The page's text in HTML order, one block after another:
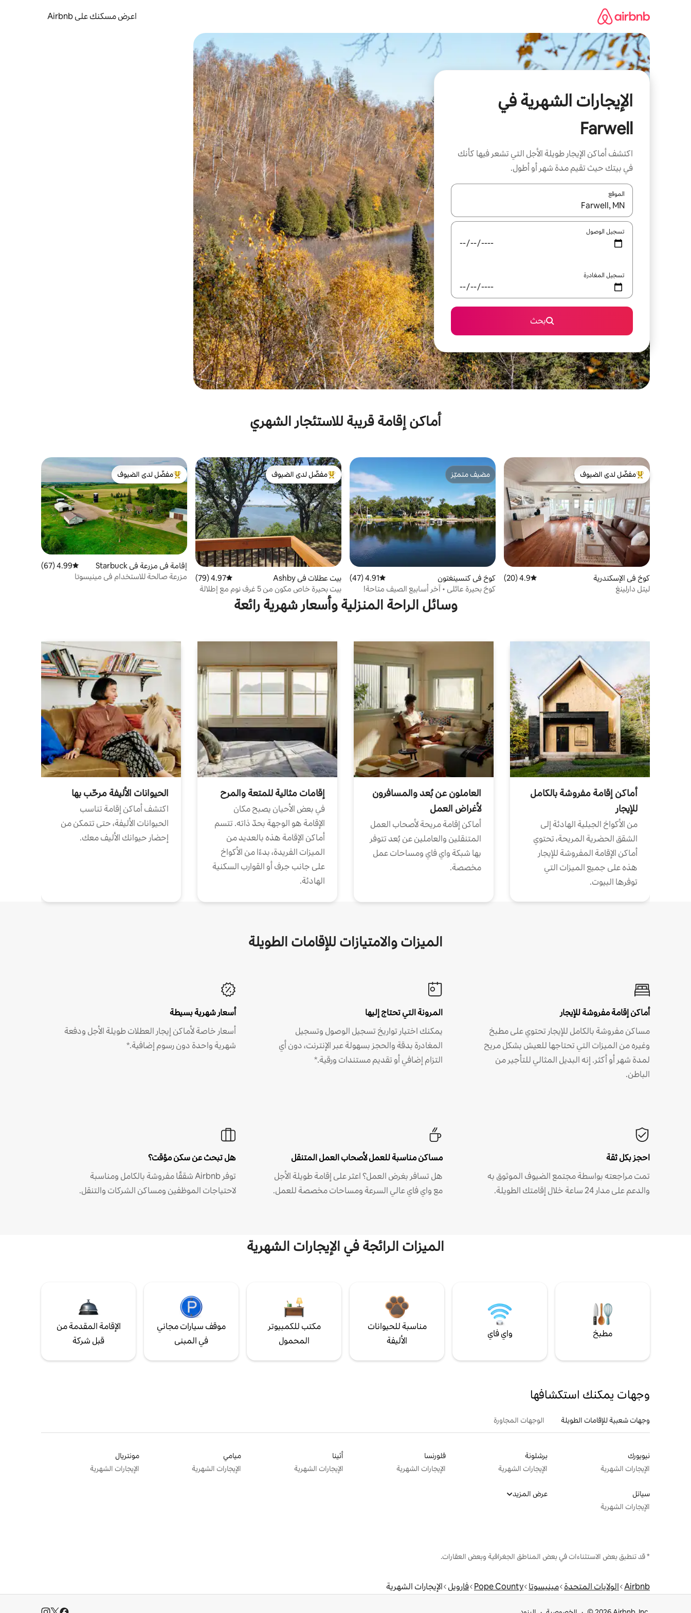
اعرض مسكنك على Airbnb
الإيجارات الشهرية في
Farwell
اكتشف أماكن الإيجار طويلة الأجل التي تشعر فيها كأنك
في بيتك حيث تقيم مدة شهر أو أطول.
الموقع
عند توفر النتائج، انتقل باستخدام السهمين لأعلى ولأسفل أو استكشف عن طريق اللمس أو السحب.
تسجيل الوصول
تسجيل المغادرة
بحث
أماكن إقامة قريبة للاستئجار الشهري
من أبرز البيوت المفضّلة لدى الضيوف
مفضّل لدى الضيوف
كوخ في الإسكندرية متوسط التقييم 4.9 من 5، 20 مراجعات
4.9 (20)
ليتل دارلينغ
مضيف متميّز
مضيف متميّز
كوخ في كنسينغتون متوسط التقييم 4.91 من 5، 47 مراجعات
4.91 (47)
كوخ بحيرة عائلي • آخر أسابيع الصيف متاحة!
من أبرز البيوت المفضّلة لدى الضيوف
مفضّل لدى الضيوف
بيت عطلات في Ashby متوسط التقييم 4.97 من 5، 79 مراجعات
4.97 (79)
بيت بحيرة خاص مكون من 5 غرف نوم مع إطلالة
مذهلة
من أبرز البيوت المفضّلة لدى الضيوف
مفضّل لدى الضيوف
إقامة في مزرعة في Starbuck متوسط التقييم 4.99 من 5، 67 مراجعات
4.99 (67)
مزرعة صالحة للاستخدام في مينيسوتا
وسائل الراحة المنزلية وأسعار شهرية رائعة
أماكن إقامة مفروشة بالكامل
للإيجار
من الأكواخ الجبلية الهادئة إلى
الشقق الحضرية المريحة، تحتوي
أماكن الإقامة المفروشة للإيجار
هذه على جميع الميزات التي
توفرها البيوت.
العاملون عن بُعد والمسافرون
لأغراض العمل
أماكن إقامة مريحة لأصحاب العمل
المتنقلين والعاملين عن بُعد تتوفر
بها شبكة واي فاي ومساحات عمل
مخصصة.
إقامات مثالية للمتعة والمرح
في بعض الأحيان يصبح مكان
الإقامة هو الوجهة بحدّ ذاته. تتسم
أماكن الإقامة هذه بالعديد من
الميزات الفريدة، بدءًا من الأكواخ
على جانب جرف أو القوارب السكنية
الهادئة.
الحيوانات الأليفة مرحّب بها
اكتشف أماكن إقامة تناسب
الحيوانات الأليفة، حتى تتمكن من
إحضار حيوانك الأليف معك.
الميزات والامتيازات للإقامات الطويلة
أماكن إقامة مفروشة للإيجار
مساكن مفروشة بالكامل للإيجار تحتوي على مطبخ
وغيره من الميزات التي تحتاجها للعيش بشكل مريح
لمدة شهر أو أكثر. إنه البديل المثالي للتأجير من
الباطن.
المرونة التي تحتاج إليها
يمكنك اختيار تواريخ تسجيل الوصول وتسجيل
المغادرة بدقة والحجز بسهولة عبر الإنترنت، دون أي
التزام إضافي أو تقديم مستندات ورقية.*
أسعار شهرية بسيطة
أسعار خاصة لأماكن إيجار العطلات طويلة الأجل ودفعة
شهرية واحدة دون رسوم إضافية.*
احجز بكل ثقة
تمت مراجعته بواسطة مجتمع الضيوف الموثوق به
والدعم على مدار 24 ساعة خلال إقامتك الطويلة.
مساكن مناسبة للعمل لأصحاب العمل المتنقل
هل تسافر بغرض العمل؟ اعثر على إقامة طويلة الأجل
مع واي فاي عالي السرعة ومساحات مخصصة للعمل.
هل تبحث عن سكن مؤقت؟
توفر Airbnb شققًا مفروشة بالكامل ومناسبة
لاحتياجات الموظفين ومساكن الشركات والتنقل.
الميزات الرائجة في الإيجارات الشهرية
مطبخ واي فاي
مناسبة للحيوانات
الأليفة
مكتب للكمبيوتر
المحمول
موقف سيارات مجاني
في المبنى
الإقامة المقدمة من
قبل شركة
وجهات يمكنك استكشافها
وجهات شعبية للإقامات الطويلة الوجهات المجاورة
نيويورك
الإيجارات الشهرية
برشلونة
الإيجارات الشهرية
فلورنسا
الإيجارات الشهرية
أثينا
الإيجارات الشهرية
ميامي
الإيجارات الشهرية
مونتريال
الإيجارات الشهرية
سياتل
الإيجارات الشهرية
عرض المزيد
* قد تنطبق بعض الاستثناءات في بعض المناطق الجغرافية وبعض العقارات.
Airbnb الولايات المتحدة مينيسوتا Pope County فارويل الإيجارات الشهرية